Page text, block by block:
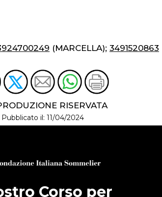
(MARCELLA); 3491520863
RISERVATA
Pubblicato il: 11/04/2024
Corso per